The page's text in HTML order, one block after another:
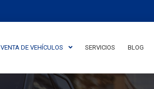
VENTA DE VEHÍCULOS SERVICIOS BLOG